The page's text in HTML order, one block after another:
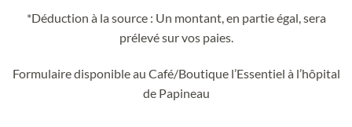
*Déduction à la source : Un montant, en partie égal, sera
prélevé sur vos paies.
Formulaire disponible au Café/Boutique l’Essentiel à l’hôpital
de Papineau